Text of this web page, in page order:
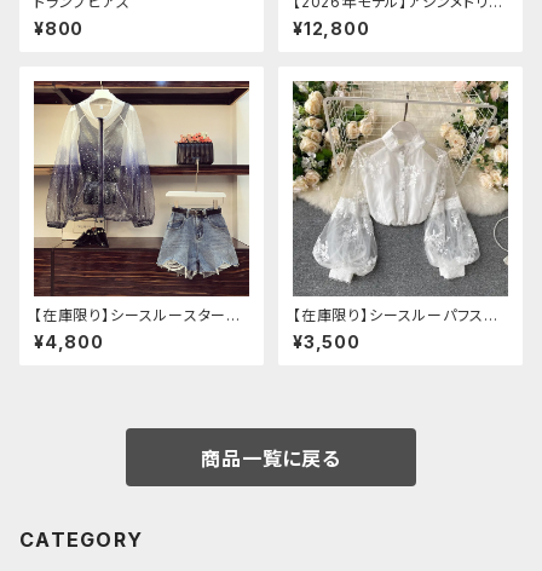
¥800
チャイナ改良ドレス
¥12,800
【在庫限り】シースルースターリ
ージャケットデニムパンツセット
アップ
¥4,800
【在庫限り】シースルーパフスリ
ーブ刺繍ブラウス
¥3,500
商品一覧に戻る
CATEGORY